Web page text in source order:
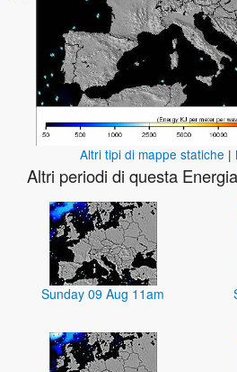
Altri tipi di mappe statiche |
Altri periodi di questa
Sunday 09 Aug 11am